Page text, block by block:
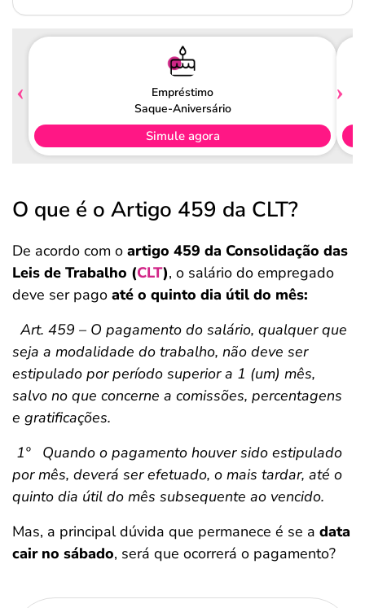
Empréstimo
Saque-Aniversário
Simule agora
O que é o Artigo 459 da CLT?
De acordo com o artigo 459 da Consolidação das
Leis de Trabalho (CLT), o salário do empregado
deve ser pago até o quinto dia útil do mês:
Art. 459 – O pagamento do salário, qualquer que
seja a modalidade do trabalho, não deve ser
estipulado por período superior a 1 (um) mês,
salvo no que concerne a comissões, percentagens
e gratificações.
1º Quando o pagamento houver sido estipulado
por mês, deverá ser efetuado, o mais tardar, até o
quinto dia útil do mês subsequente ao vencido.
Mas, a principal dúvida que permanece é se a data
cair no sábado, será que ocorrerá o pagamento?